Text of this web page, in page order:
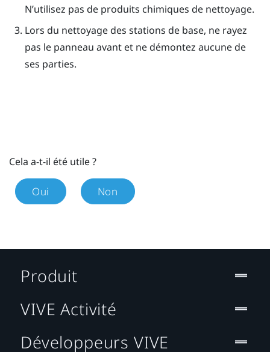
N’utilisez pas de produits chimiques de nettoyage.
Lors du nettoyage des stations de base, ne rayez
pas le panneau avant et ne démontez aucune de
ses parties.
Cela a-t-il été utile ?
Oui Non
Produit
VIVE Activité
Développeurs VIVE